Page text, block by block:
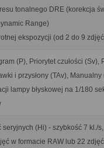
tonalnego DRE (korekcja
Range)
ekspozycji (od 2 do 9
(P), Priorytet czułości (Sv),
i przysłony (TAv),
lampy błyskowej na 1/180
seryjnych (Hi) - szybkość 7 kl./s,
w formacie RAW lub 22